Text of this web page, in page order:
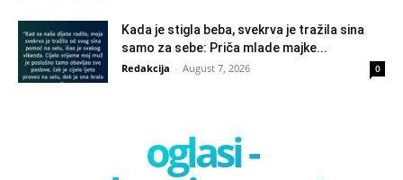
Kada je stigla beba, svekrva je tražila sina
samo za sebe: Priča mlade majke...
Redakcija - August 7, 2026 0
oglasi -